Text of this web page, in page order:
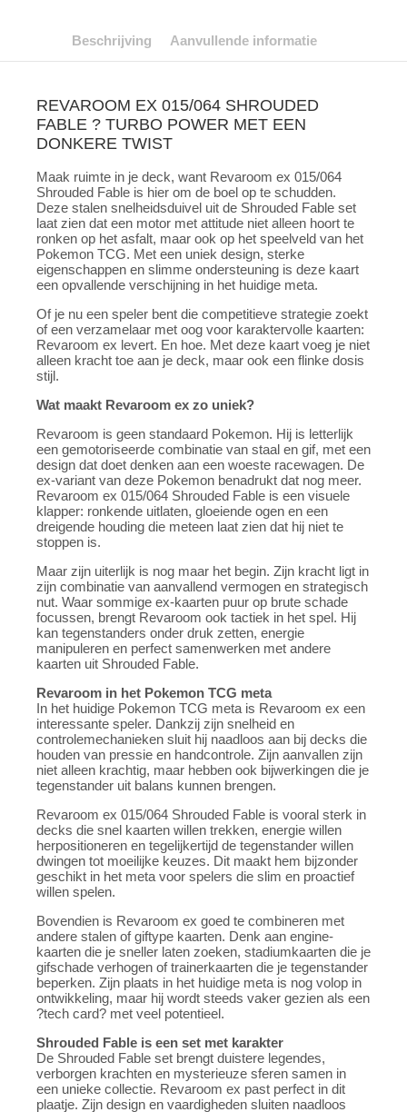
Beschrijving Aanvullende informatie
REVAROOM EX 015/064 SHROUDED
FABLE ? TURBO POWER MET EEN
DONKERE TWIST
Maak ruimte in je deck, want Revaroom ex 015/064
Shrouded Fable is hier om de boel op te schudden.
Deze stalen snelheidsduivel uit de Shrouded Fable set
laat zien dat een motor met attitude niet alleen hoort te
ronken op het asfalt, maar ook op het speelveld van het
Pokemon TCG. Met een uniek design, sterke
eigenschappen en slimme ondersteuning is deze kaart
een opvallende verschijning in het huidige meta.
Of je nu een speler bent die competitieve strategie zoekt
of een verzamelaar met oog voor karaktervolle kaarten:
Revaroom ex levert. En hoe. Met deze kaart voeg je niet
alleen kracht toe aan je deck, maar ook een flinke dosis
stijl.
Wat maakt Revaroom ex zo uniek?
Revaroom is geen standaard Pokemon. Hij is letterlijk
een gemotoriseerde combinatie van staal en gif, met een
design dat doet denken aan een woeste racewagen. De
ex-variant van deze Pokemon benadrukt dat nog meer.
Revaroom ex 015/064 Shrouded Fable is een visuele
klapper: ronkende uitlaten, gloeiende ogen en een
dreigende houding die meteen laat zien dat hij niet te
stoppen is.
Maar zijn uiterlijk is nog maar het begin. Zijn kracht ligt in
zijn combinatie van aanvallend vermogen en strategisch
nut. Waar sommige ex-kaarten puur op brute schade
focussen, brengt Revaroom ook tactiek in het spel. Hij
kan tegenstanders onder druk zetten, energie
manipuleren en perfect samenwerken met andere
kaarten uit Shrouded Fable.
Revaroom in het Pokemon TCG meta
In het huidige Pokemon TCG meta is Revaroom ex een
interessante speler. Dankzij zijn snelheid en
controlemechanieken sluit hij naadloos aan bij decks die
houden van pressie en handcontrole. Zijn aanvallen zijn
niet alleen krachtig, maar hebben ook bijwerkingen die je
tegenstander uit balans kunnen brengen.
Revaroom ex 015/064 Shrouded Fable is vooral sterk in
decks die snel kaarten willen trekken, energie willen
herpositioneren en tegelijkertijd de tegenstander willen
dwingen tot moeilijke keuzes. Dit maakt hem bijzonder
geschikt in het meta voor spelers die slim en proactief
willen spelen.
Bovendien is Revaroom ex goed te combineren met
andere stalen of giftype kaarten. Denk aan engine-
kaarten die je sneller laten zoeken, stadiumkaarten die je
gifschade verhogen of trainerkaarten die je tegenstander
beperken. Zijn plaats in het huidige meta is nog volop in
ontwikkeling, maar hij wordt steeds vaker gezien als een
?tech card? met veel potentieel.
Shrouded Fable is een set met karakter
De Shrouded Fable set brengt duistere legendes,
verborgen krachten en mysterieuze sferen samen in
een unieke collectie. Revaroom ex past perfect in dit
plaatje. Zijn design en vaardigheden sluiten naadloos